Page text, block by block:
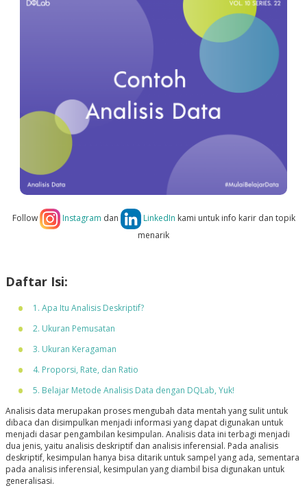
Follow Instagram dan LinkedIn kami untuk info karir dan topik
menarik
Daftar Isi:
1. Apa Itu Analisis Deskriptif?
2. Ukuran Pemusatan
3. Ukuran Keragaman
4. Proporsi, Rate, dan Ratio
5. Belajar Metode Analisis Data dengan DQLab, Yuk!
Analisis data merupakan proses mengubah data mentah yang sulit untuk
dibaca dan disimpulkan menjadi informasi yang dapat digunakan untuk
menjadi dasar pengambilan kesimpulan. Analisis data ini terbagi menjadi
dua jenis, yaitu analisis deskriptif dan analisis inferensial. Pada analisis
deskriptif, kesimpulan hanya bisa ditarik untuk sampel yang ada, sementara
pada analisis inferensial, kesimpulan yang diambil bisa digunakan untuk
generalisasi.